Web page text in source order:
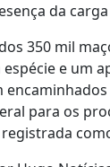
da
350 mil
e um
para os